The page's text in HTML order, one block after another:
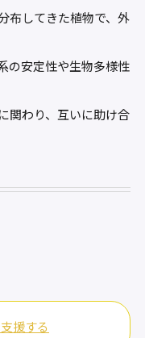
布してきた植物で、外
の安定性や生物多様性
関わり、互いに助け合
援する